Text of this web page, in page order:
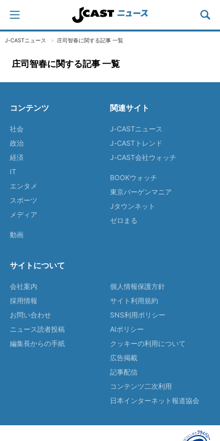
J-CASTニュース 庄司智春に関する記事 一覧
庄司智春に関する記事 一覧
コンテンツ
社会
政治
経済
IT
エンタメ
スポーツ
メディア
動画
関連サイト
J-CASTニュース
J-CASTトレンド
J-CAST会社ウォッチ
BOOKウォッチ
東京バーゲンマニア
Jタウンネット
ゼロまる
サイトについて
会社案内
採用情報
お問い合わせ
ニュース読者投稿
編集長からの手紙
個人情報保護方針
サイト利用規約
SNS利用ポリシー
AIポリシー
クッキーの利用について
広告掲載
記事配信
コンテンツ二次利用
日本インターネット報道協会